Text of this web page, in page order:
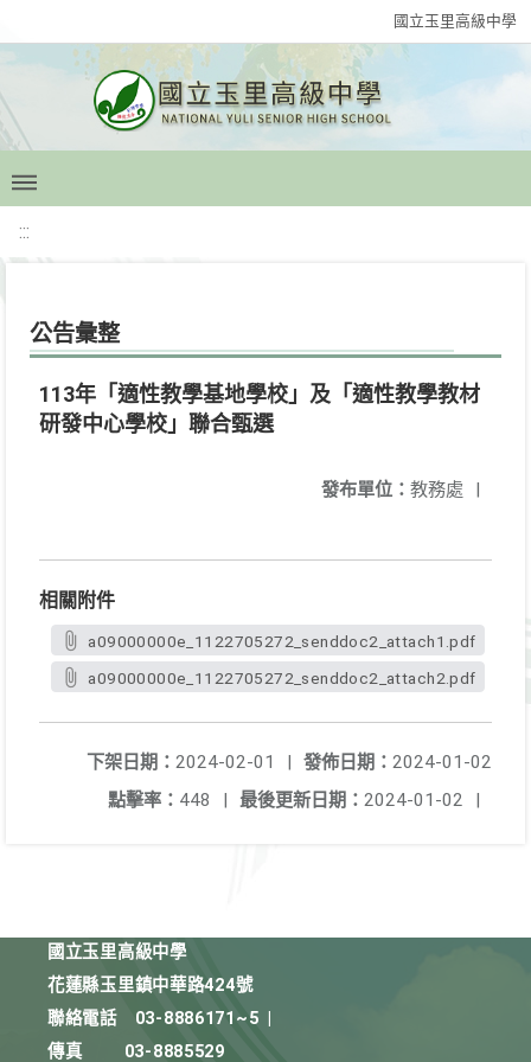
國立玉里高級中學
:::
公告彙整
113年「適性教學基地學校」及「適性教學教材
研發中心學校」聯合甄選
發布單位： 教務處 |
相關附件
a09000000e_1122705272_senddoc2_attach1.pdf
a09000000e_1122705272_senddoc2_attach2.pdf
發佈日期： 2024-01-02
下架日期： 2024-02-01
|
最後更新日期： 2024-01-02 |
點擊率： 448 |
國立玉里高級中學
花蓮縣玉里鎮中華路424號
聯絡電話
03-8886171~5
傳真
03-8885529